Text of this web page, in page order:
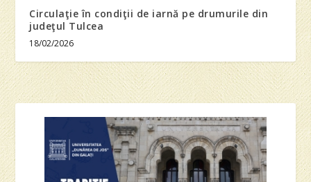
Circulaţie în condiţii de iarnă pe drumurile din
judeţul Tulcea
18/02/2026